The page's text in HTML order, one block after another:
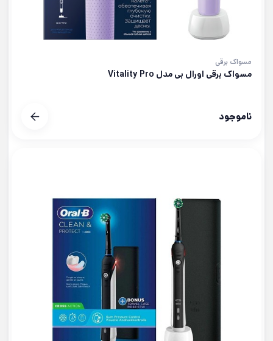
مسواک برقی
مسواک برقی اورال بی مدل Vitality Pro
ناموجود